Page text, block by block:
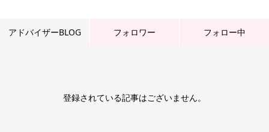
アドバイザーBLOG フォロワー フォロー中
登録されている記事はございません。